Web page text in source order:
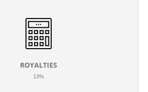
ROYALTIES
13%